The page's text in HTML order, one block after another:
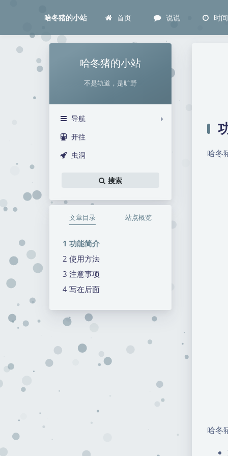
哈冬猪的小站 首页 说说 时
哈冬猪的小站
不是轨道，是旷野
导航
开往
虫洞
搜索
文章目录 站点概览
功能简介
使用方法
注意事项
写在后面
哈冬
哈冬